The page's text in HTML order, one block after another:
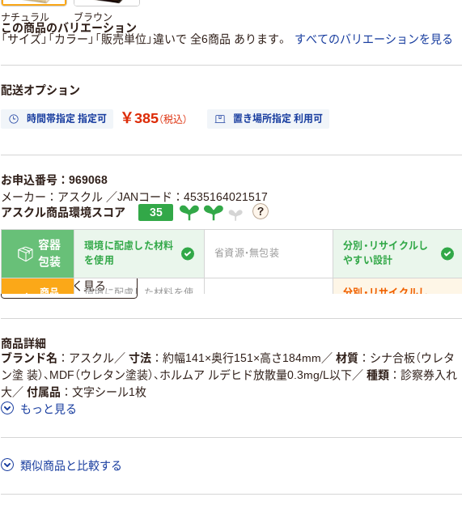
ナチュラル ブラウン
この商品のバリエーション
「サイズ」「カラー」「販売単位」違いで 全6商品 あります。
すべてのバリエーションを見る
配送オプション
時間帯指定 指定可 ￥385（税込） 置き場所指定 利用可
お申込番号：969068
メーカー：アスクル ／JANコード：4535164021517
アスクル商品環境スコア
35
容器
包装
環境に配慮した材料
を使用
省資源・無包装
分別・リサイクルし
やすい設計
商品
環境に配慮した材料を使
分別・リサイクルし
仕組
る
ている
この商品の環境配慮ポイントです。詳しくはページ下部の商品詳細「 アスクル商品環境スコ
ア詳細／加点項目
」で確認できます。
詳しく見る
商品詳細
ブランド名
アスクル／ 寸法 約幅141×奥行151×高さ184mm ／ 材質
シナ合板（ウレタ
ン塗 装）、MDF（ウレタン塗装）、ホルムア ルデヒド放散量0.3mg/L以下／ 種類
診察券入れ
大 ／ 付属品
文字シール1枚
もっと見る
類似商品と比較する